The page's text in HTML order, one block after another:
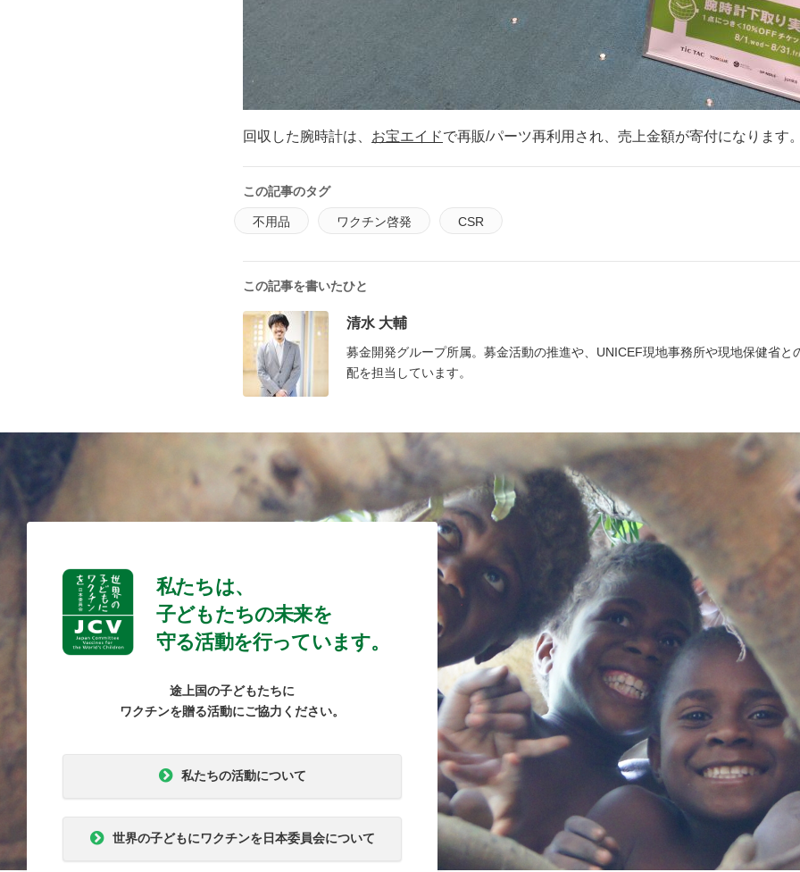
回収した腕時計は、 お宝エイドで再販/パーツ再利用され、売上金額が寄付になります
この記事のタグ
不用品 ワクチン啓発 CSR
この記事を書いたひと
清水 大輔
募金開発グループ所属。募金活動の推進や、UNICEF現地事務所や現地保健省と
配を担当しています。
私たちは、
子どもたちの未来を
守る活動を行っています。
途上国の子どもたちに
ワクチンを贈る活動にご協力ください。
私たちの活動について
世界の子どもにワクチンを日本委員会について